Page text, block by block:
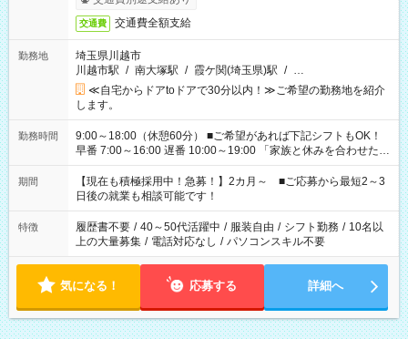
交通費 交通費全額支給
勤務地
埼玉県川越市
川越市駅 / 南大塚駅 / 霞ケ関(埼玉県)駅 / …
≪自宅からドアtoドアで30分以内！≫ご希望の勤務地を紹介
します。
勤務時間
9:00～18:00（休憩60分） ■ご希望があれば下記シフトもOK！
早番 7:00～16:00 遅番 10:00～19:00 「家族と休みを合わせた
い」 「余裕を持って夕飯の準備がしたい」 「できれば残業はし
たくない」 など、ご希望を教えてくださいね。 ※Wワーク希望
の方へ 今ご覧のお仕事で希望する勤務時間と、もう1つのお仕事
の勤務時間。 合計で週40時間を超える場合は応募できません。
期間
【現在も積極採用中！急募！】2カ月～ ■ご応募から最短2～3
日後の就業も相談可能です！
特徴 履歴書不要 / 40～50代活躍中 / 服装自由 / シフト勤務 / 10名以
上の大量募集 / 電話対応なし / パソコンスキル不要
気になる！ 応募する 詳細へ